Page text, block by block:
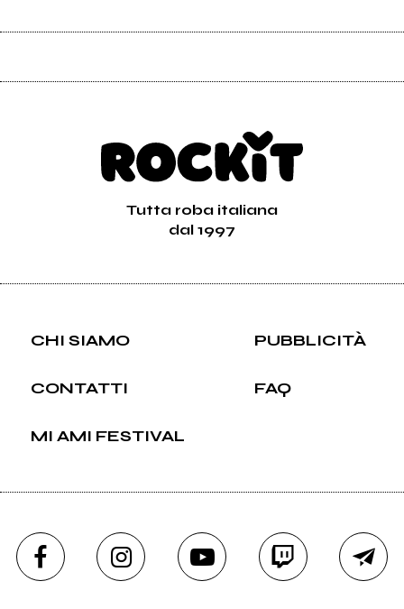
Tutta roba italiana
dal 1997
CHI SIAMO PUBBLICITÀ
CONTATTI FAQ
MI AMI FESTIVAL